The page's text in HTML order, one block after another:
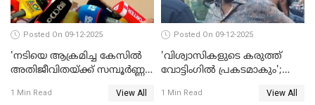
Posted On 09-12-2025
'നടിയെ ആക്രമിച്ച കേസില്‍
അതിജീവിതയ്ക്ക് സമ്പൂര്‍ണ്ണ
MLA WATCH VIDEO
1 Min Read View All
Posted On 09-12-2025
'വിശ്വാസികളുടെ കരുത്ത്
വോട്ടിംഗില്‍ പ്രകടമാകും';
1 Min Read View All